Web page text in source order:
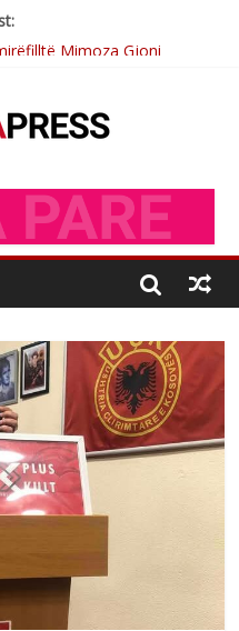
Mimoza Gjoni
i çeshtjës kombëtare